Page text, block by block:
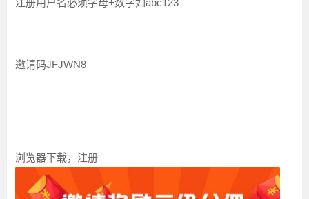
注册用户名必须字母+数字如abc123
邀请码JFJWN8
浏览器下载，注册